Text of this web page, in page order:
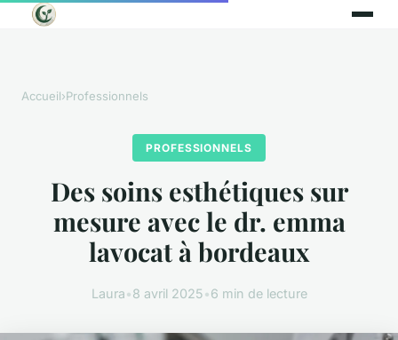
Accueil›Professionnels
PROFESSIONNELS
Des soins esthétiques sur
mesure avec le dr. emma
lavocat à bordeaux
Laura•8 avril 2025•6 min de lecture